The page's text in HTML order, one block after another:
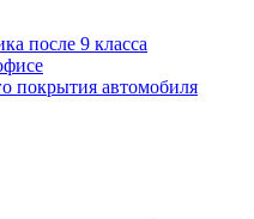
после 9 класса
покрытия автомобиля